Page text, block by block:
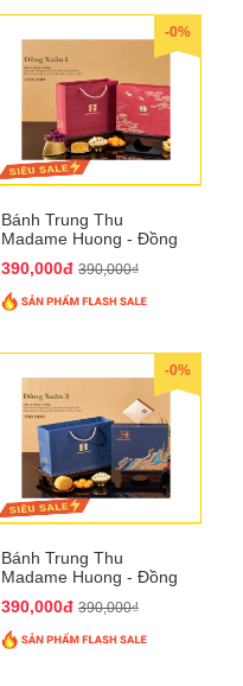
-0%
Bánh Trung Thu
Madame Huong - Đồng
390,000đ 390,000₫
-0%
Bánh Trung Thu
Madame Huong - Đồng
390,000đ 390,000₫